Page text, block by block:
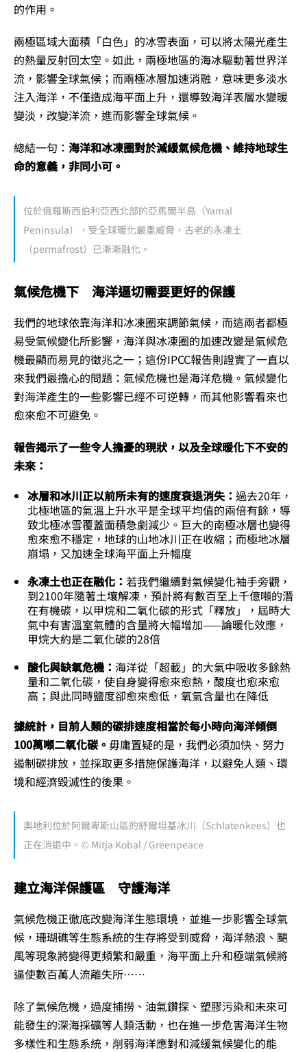
的作用。
兩極區域大面積「白色」的冰雪表面，可以將太陽光產生
的熱量反射回太空。如此，兩極地區的海冰驅動著世界洋
流，影響全球氣候；而兩極冰層加速消融，意味更多淡水
注入海洋，不僅造成海平面上升，還導致海洋表層水變暖
變淡，改變洋流，進而影響全球氣候。
總結一句： 海洋和冰凍圈對於減緩氣候危機、維持地球生
命的意義，非同小可。
位於俄羅斯西伯利亞西北部的亞馬爾半島（Yamal
Peninsula），受全球暖化嚴重威脅，古老的永凍土
（permafrost）已漸漸融化。
氣候危機下 海洋逼切需要更好的保護
我們的地球依靠海洋和冰凍圈來調節氣候，而這兩者都極
易受氣候變化所影響，海洋與冰凍圈的加速改變是氣候危
機最顯而易見的徵兆之一；這份IPCC報告則證實了一直以
來我們最擔心的問題：氣候危機也是海洋危機。氣候變化
對海洋產生的一些影響已經不可逆轉，而其他影響看來也
愈來愈不可避免。
報告揭示了一些令人擔憂的現狀，以及全球暖化下不安的
未來：
冰層和冰川正以前所未有的速度衰退消失： 過去20年，
北極地區的氣溫上升水平是全球平均值的兩倍有餘，導
致北極冰雪覆蓋面積急劇減少。巨大的南極冰層也變得
愈來愈不穩定，地球的山地冰川正在收縮；而極地冰層
崩塌，又加速全球海平面上升幅度
永凍土也正在融化： 若我們繼續對氣候變化袖手旁觀，
到2100年隨著土壤解凍，預計將有數百至上千億噸的潛
在有機碳，以甲烷和二氧化碳的形式「釋放」，屆時大
氣中有害溫室氣體的含量將大幅增加——論暖化效應，
甲烷大約是二氧化碳的28倍
酸化與缺氧危機： 海洋從「超載」的大氣中吸收多餘熱
量和二氧化碳，使自身變得愈來愈熱，酸度也愈來愈
高；與此同時鹽度卻愈來愈低，氧氣含量也在降低
據統計，目前人類的碳排速度相當於每小時向海洋傾倒
100萬噸二氧化碳。毋庸置疑的是，我們必須加快、努力
遏制碳排放，並採取更多措施保護海洋，以避免人類、環
境和經濟毀滅性的後果。
奧地利位於阿爾卑斯山區的舒爾坦基冰川（Schlatenkees）也
正在消退中。© Mitja Kobal / Greenpeace
建立海洋保護區 守護海洋
氣候危機正徹底改變海洋生態環境，並進一步影響全球氣
候，珊瑚礁等生態系統的生存將受到威脅，海洋熱浪、颶
風等現象將變得更頻繁和嚴重，海平面上升和極端氣候將
逼使數百萬人流離失所……
除了氣候危機，過度捕撈、油氣鑽探、塑膠污染和未來可
能發生的深海採礦等人類活動，也在進一步危害海洋生物
多樣性和生態系統，削弱海洋應對和減緩氣候變化的能